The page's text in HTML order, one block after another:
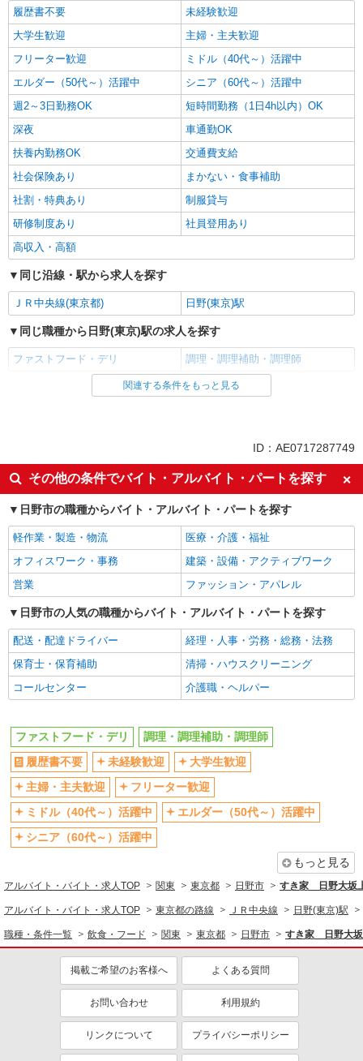
履歴書不要
未経験歓迎
大学生歓迎
主婦・主夫歓迎
フリーター歓迎
ミドル（40代～）活躍中
エルダー（50代～）活躍中
シニア（60代～）活躍中
週2～3日勤務OK
短時間勤務（1日4h以内）OK
深夜
車通勤OK
扶養内勤務OK
交通費支給
社会保険あり
まかない・食事補助
社割・特典あり
制服貸与
研修制度あり
社員登用あり
高収入・高額
同じ沿線・駅から求人を探す
ＪＲ中央線(東京都) 日野(東京)駅
同じ職種から日野(東京)駅の求人を探す
ファストフード・デリ 調理・調理補助・調理師
同じ雇用形態から日野(東京)駅の求人を探す
履歴書不要
未経験歓迎
大学生歓迎
主婦・主夫歓迎
フリーター歓迎
ミドル（40代～）活躍中
エルダー（50代～）活躍中
シニア（60代～）活躍中
週2～3日勤務OK
短時間勤務（1日4h以内）OK
深夜
車通勤OK
扶養内勤務OK
交通費支給
社会保険あり
まかない・食事補助
社割・特典あり
制服貸与
研修制度あり
社員登用あり
同じ職種から求人を探す
飲食・フード
ファストフード・デリ
調理・調理補助・調理師
同じ特徴から求人を探す
未経験歓迎
短時間勤務（1日4h以内）OK
深夜
車通勤OK
扶養内勤務OK
交通費支給
社会保険あり
まかない・食事補助
社員登用あり
関連する条件をもっと見る
ID：AE0717287749
その他の条件でバイト・アルバイト・パートを探す
日野市の職種からバイト・アルバイト・パートを探す
軽作業・製造・物流
医療・介護・福祉
オフィスワーク・事務
建築・設備・アクティブワーク
営業
ファッション・アパレル
日野市の人気の職種からバイト・アルバイト・パートを探す
配送・配達ドライバー
経理・人事・労務・総務・法務
保育士・保育補助
清掃・ハウスクリーニング
コールセンター
介護職・ヘルパー
ファストフード・デリ
調理・調理補助・調理師
履歴書不要
未経験歓迎
大学生歓迎
主婦・主夫歓迎
フリーター歓迎
ミドル（40代～）活躍中
エルダー（50代～）活躍中
シニア（60代～）活躍中
もっと見る
アルバイト・バイト・求人TOP 関東 東京都 日野市 すき家 日野大坂
アルバイト・バイト・求人TOP 東京都の路線 ＪＲ中央線 日野(東京)駅
職種・条件一覧 飲食・フード 関東 東京都 日野市 すき家 日野大坂
掲載ご希望のお客様へ よくある質問
お問い合わせ 利用規約
リンクについて プライバシーポリシー